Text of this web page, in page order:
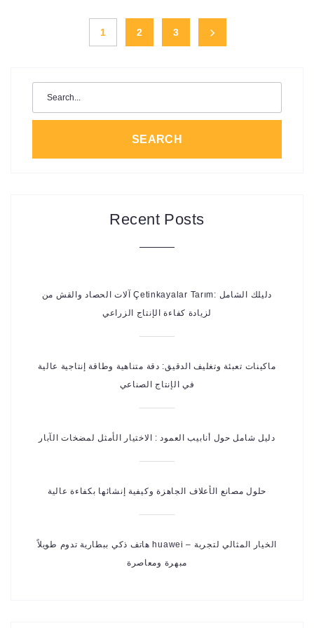
PAGINATION
1 2 3
SEARCH
Recent Posts
آلات الحصاد والقش من Çetinkayalar Tarım: دليلك الشامل
لزيادة كفاءة الإنتاج الزراعي
ماكينات تعبئة وتغليف الدقيق: دقة متناهية وطاقة إنتاجية عالية
في الإنتاج الصناعي
دليل شامل حول أنابيب العمود : الاختيار الأمثل لمضخات الآبار
حلول مصانع الأعلاف الجاهزة وكيفية إنشائها بكفاءة عالية
هاتف ذكي ببطارية تدوم طويلاً huawei – الخيار المثالي لتجربة
مبهرة ومعاصرة